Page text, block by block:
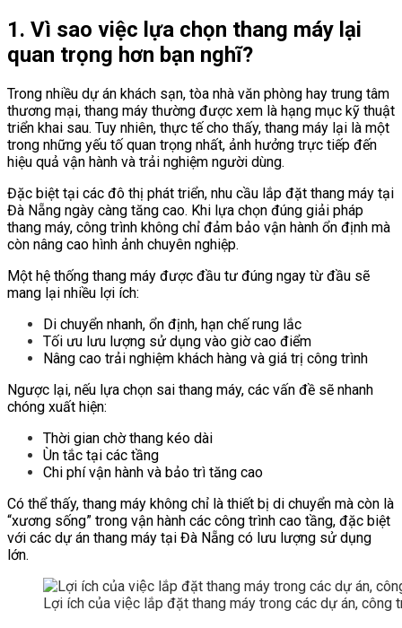
1. Vì sao việc lựa chọn thang máy lại
quan trọng hơn bạn nghĩ?
Trong nhiều dự án khách sạn, tòa nhà văn phòng hay trung tâm
thương mại, thang máy thường được xem là hạng mục kỹ thuật
triển khai sau. Tuy nhiên, thực tế cho thấy, thang máy lại là một
trong những yếu tố quan trọng nhất, ảnh hưởng trực tiếp đến
hiệu quả vận hành và trải nghiệm người dùng.
Đặc biệt tại các đô thị phát triển, nhu cầu lắp đặt thang máy tại
Đà Nẵng ngày càng tăng cao. Khi lựa chọn đúng giải pháp
thang máy, công trình không chỉ đảm bảo vận hành ổn định mà
còn nâng cao hình ảnh chuyên nghiệp.
Một hệ thống thang máy được đầu tư đúng ngay từ đầu sẽ
mang lại nhiều lợi ích:
Di chuyển nhanh, ổn định, hạn chế rung lắc
Tối ưu lưu lượng sử dụng vào giờ cao điểm
Nâng cao trải nghiệm khách hàng và giá trị công trình
Ngược lại, nếu lựa chọn sai thang máy, các vấn đề sẽ nhanh
chóng xuất hiện:
Thời gian chờ thang kéo dài
Ùn tắc tại các tầng
Chi phí vận hành và bảo trì tăng cao
Có thể thấy, thang máy không chỉ là thiết bị di chuyển mà còn là
“xương sống” trong vận hành các công trình cao tầng, đặc biệt
với các dự án thang máy tại Đà Nẵng có lưu lượng sử dụng
lớn.
Lợi ích của việc lắp đặt thang máy trong các dự án, công